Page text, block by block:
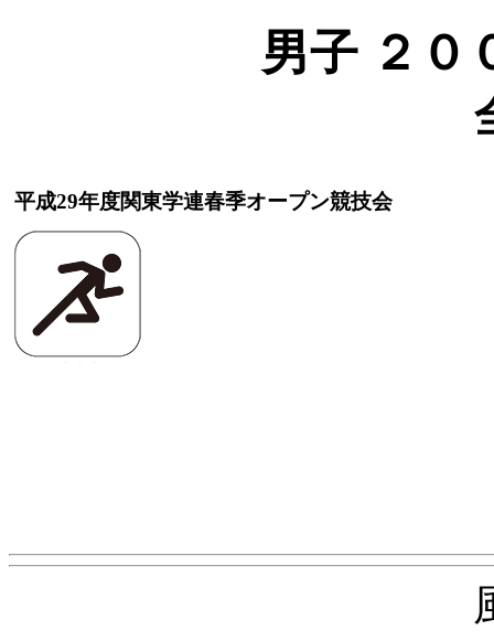
男子 ２０
平成29年度関東学連春季オープン競技会